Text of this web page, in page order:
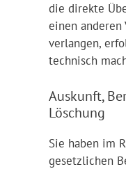
die direkte
einen
verlangen,
technisch
Auskunft,
Löschung
Sie haben im
gesetzlichen